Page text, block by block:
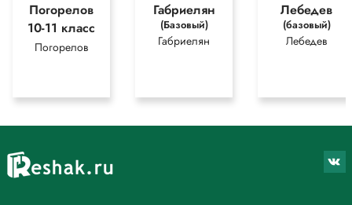
Погорелов
10-11 класс
Погорелов
Габриелян
(Базовый)
Габриелян
Лебедев
(базовый)
Лебедев